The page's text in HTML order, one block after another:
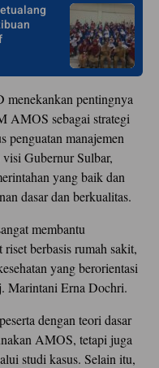
pentingnya
AMOS sebagai strategi
penguatan manajemen
Gubernur Sulbar,
yang baik dan
dasar dan berkualitas.
membantu
berbasis rumah sakit,
yang berorientasi
Marintani Erna Dochri.
dengan teori dasar
AMOS, tetapi juga
studi kasus. Selain itu,